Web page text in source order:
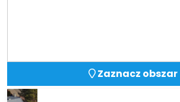
Zaznacz obszar